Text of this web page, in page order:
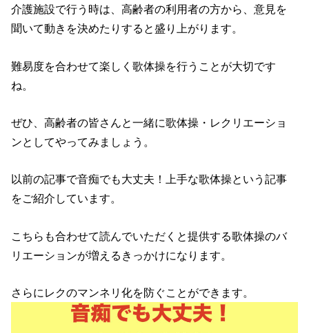
介護施設で行う時は、高齢者の利用者の方から、意見を
聞いて動きを決めたりすると盛り上がります。
難易度を合わせて楽しく歌体操を行うことが大切です
ね。
ぜひ、高齢者の皆さんと一緒に歌体操・レクリエーショ
ンとしてやってみましょう。
以前の記事で音痴でも大丈夫！上手な歌体操という記事
をご紹介しています。
こちらも合わせて読んでいただくと提供する歌体操のバ
リエーションが増えるきっかけになります。
さらにレクのマンネリ化を防ぐことができます。